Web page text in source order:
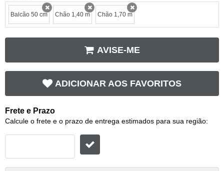
Balcão 50 cm
x Chão 1,40 m
x Chão 1,70 m
x
AVISE-ME
ADICIONAR AOS FAVORITOS
Frete e Prazo
Calcule o frete e o prazo de entrega estimados para sua região: